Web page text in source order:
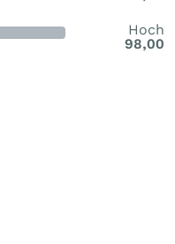
Hoch
98,00